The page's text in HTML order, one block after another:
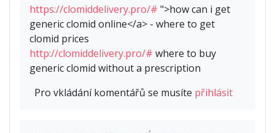
https://clomiddelivery.pro/# ">how can i get
generic clomid online</a> - where to get
clomid prices
http://clomiddelivery.pro/# where to buy
generic clomid without a prescription
Pro vkládání komentářů se musíte přihlásit